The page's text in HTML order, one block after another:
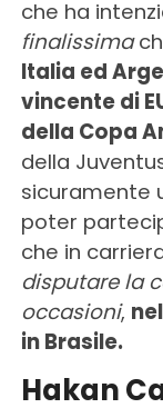
che ha
finalissima
Italia ed
vincente di
della Copa
della
sicuramente
poter
che in
disputare la
occasioni,
in Brasile.
Hakan